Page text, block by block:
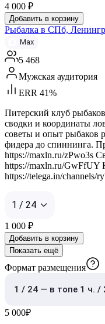
4 000 ₽
Добавить в корзину
Рыбалка в СПб,
Max
5 468
Мужская аудитория
ERR 41%
Питерский клуб
сводки и координаты
советы и опыт рыбаков
фидера до спиннинга.
https://maxln.ru/zPwo3s
https://maxln.ru/GwFfUY
https://telega.in/channels/
1 / 24
1 000 ₽
Добавить в корзину
Показать ещё
Формат размещения
1 / 24 — в топе 1 ч. /
5 000₽